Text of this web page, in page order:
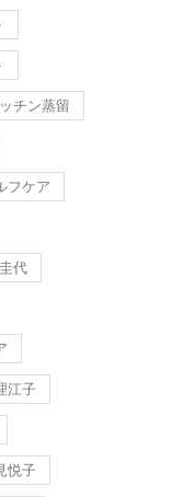
チン蒸留
フケア
代
江子
悦子